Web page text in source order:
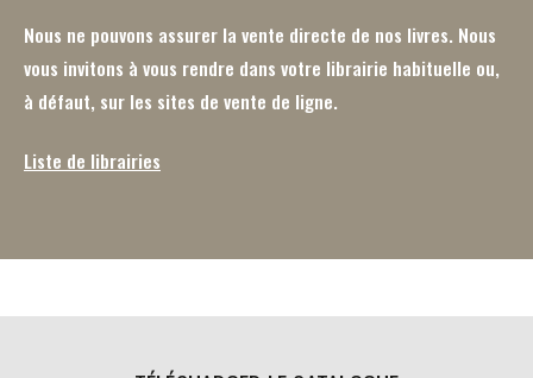
Nous ne pouvons assurer la vente directe de nos livres. Nous
vous invitons à vous rendre dans votre librairie habituelle ou,
à défaut, sur les sites de vente de ligne.
Liste de librairies